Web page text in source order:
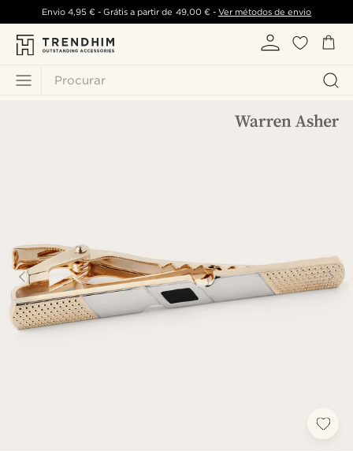
Procurar
Envio 4,95 €- Grátis a partir de 49,00 €- Ver métodos de envio